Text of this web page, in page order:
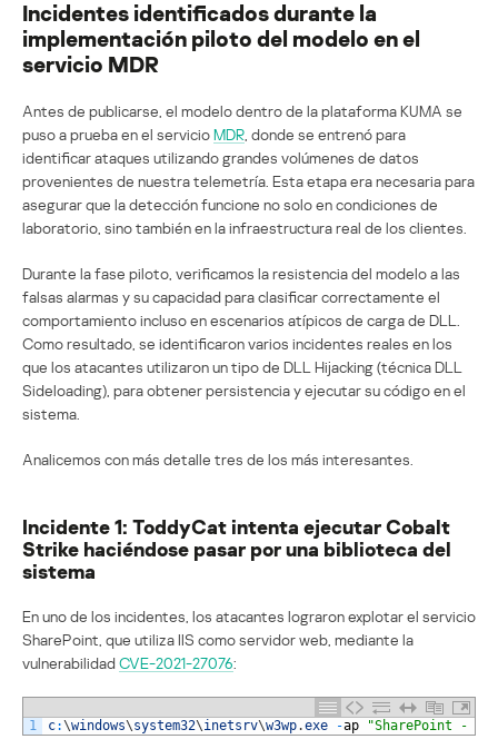
Incidentes identificados durante la
implementación piloto del modelo en el
servicio MDR
Antes de publicarse, el modelo dentro de la plataforma KUMA se
puso a prueba en el servicioMDR , donde se entrenó para
identificar ataques utilizando grandes volúmenes de datos
provenientes de nuestra telemetría. Esta etapa era necesaria para
asegurar que la detección funcione no solo en condiciones de
laboratorio, sino también en la infraestructura real de los clientes.
Durante la fase piloto, verificamos la resistencia del modelo a las
falsas alarmas y su capacidad para clasificar correctamente el
comportamiento incluso en escenarios atípicos de carga de DLL.
Como resultado, se identificaron varios incidentes reales en los
que los atacantes utilizaron un tipo de DLL Hijacking (técnica DLL
Sideloading), para obtener persistencia y ejecutar su código en el
sistema.
Analicemos con más detalle tres de los más interesantes.
Incidente 1: ToddyCat intenta ejecutar Cobalt
Strike haciéndose pasar por una biblioteca del
sistema
En uno de los incidentes, los atacantes lograron explotar el servicio
SharePoint, que utiliza IIS como servidor web, mediante la
vulnerabilidadCVE-2021-27076:
1 c:\windows\system32\inetsrv\w3wp.exe -ap "SharePoint - 80"